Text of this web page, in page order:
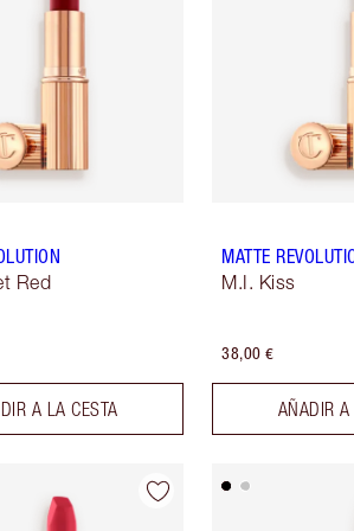
Red
A LA CESTA
MATTE
M.I. Kiss
38,00 €
AÑADIR